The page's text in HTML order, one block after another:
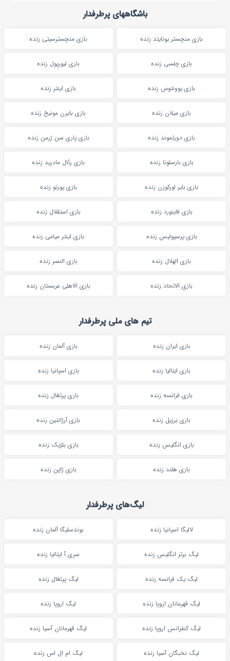
باشگاههای پرطرفدار
بازی منچستر یونایتد زنده بازی منچسترسیتی زنده
بازی چلسی زنده بازی لیورپول زنده
بازی یوونتوس زنده بازی اینتر زنده
بازی میلان زنده بازی بایرن مونیخ زنده
بازی دورتموند زنده بازی پاری سن ژرمن زنده
بازی بارسلونا زنده بازی رئال مادرید زنده
بازی بایر لورکوزن زنده بازی پورتو زنده
بازی فاینورد زنده بازی استقلال زنده
بازی پرسپولیس زنده بازی اینتر میامی زنده
بازی الهلال زنده بازی النصر زنده
بازی الاتحاد زنده بازی الاهلی عربستان زنده
تیم های ملی پرطرفدار
بازی ایران زنده بازی آلمان زنده
بازی ایتالیا زنده بازی اسپانیا زنده
بازی فرانسه زنده بازی پرتغال زنده
بازی برزیل زنده بازی آرژانتین زنده
بازی انگلیس زنده بازی بلژیک زنده
بازی هلند زنده بازی ژاپن زنده
لیگ‌های پرطرفدار
لالیگا اسپانیا زنده بوندسلیگا آلمان زنده
لیگ برتر انگلیس زنده سری آ ایتالیا زنده
لیگ یک فرانسه زنده لیگ پرتغال زنده
لیگ قهرمانان اروپا زنده لیگ اروپا زنده
لیگ کنفرانس اروپا زنده لیگ قهرمانان آسیا زنده
لیگ نخبگان آسیا زنده لیگ ام ال اس زنده